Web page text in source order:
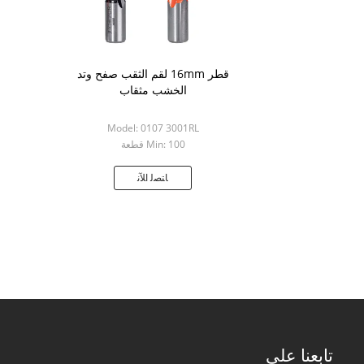
قطر 16mm لقم الثقب صفح وتد
الخشب مثقاب
Model: 0107 3001RL
Min: 100 قطعة
ﺎﺘﺼﻟ ﺍﻶﻧ
تابعنا على